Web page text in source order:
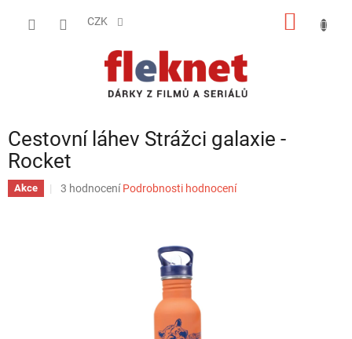
CZK
Cestovní láhev Strážci galaxie -
Rocket
Akce
Průměrné
3 hodnocení Podrobnosti hodnocení